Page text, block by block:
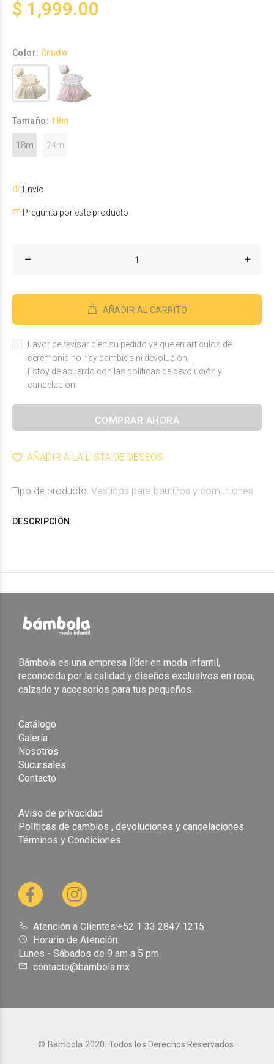
$ 1,999.00
Color: Crudo
Tamaño: 18m
18m 24m
Envío
Pregunta por este producto
AÑADIR AL CARRITO
Favor de revisar bien su pedido ya que en artículos de
ceremonia no hay cambios ni devolución.
Estoy de acuerdo con las políticas de devolución y
cancelación
COMPRAR AHORA
AÑADIR A LA LISTA DE DESEOS
Tipo de producto: Vestidos para bautizos y comuniones
DESCRIPCIÓN
Bámbola es una empresa líder en moda infantil,
reconocida por la calidad y diseños exclusivos en ropa,
calzado y accesorios para tus pequeños.
Catálogo
Galería
Nosotros
Sucursales
Contacto
Aviso de privacidad
Políticas de cambios , devoluciones y cancelaciones
Términos y Condiciones
Atención a Clientes:+52 1 33 2847 1215
Horario de Atención:
Lunes - Sábados de 9 am a 5 pm
contacto@bambola.mx
© Bámbola 2020. Todos los Derechos Reservados.